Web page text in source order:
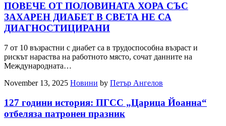
ПОВЕЧЕ ОТ ПОЛОВИНАТА ХОРА СЪС
ЗАХАРЕН ДИАБЕТ В СВЕТА НЕ СА
ДИАГНОСТИЦИРАНИ
7 от 10 възрастни с диабет са в трудоспособна възраст и
рискът нараства на работното място, сочат данните на
Международната…
November 13, 2025 Новини by Петър Ангелов
127 години история: ПГСС „Царица Йоанна“
отбеляза патронен празник